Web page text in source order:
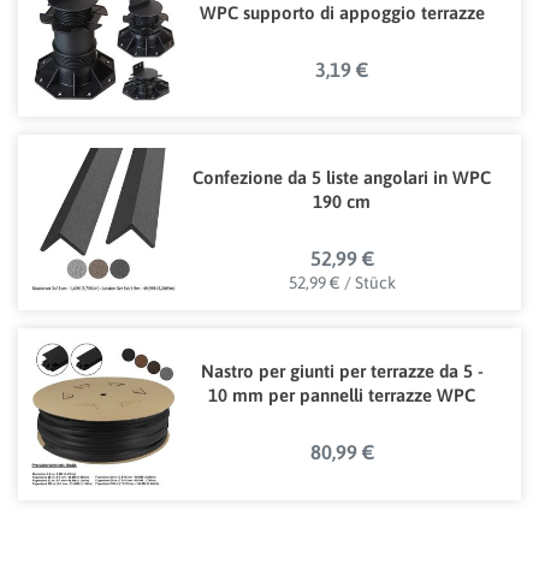
WPC supporto di appoggio terrazze
3,19 €
Confezione da 5 liste angolari in WPC
190 cm
52,99 €
52,99 € / Stück
Nastro per giunti per terrazze da 5 -
10 mm per pannelli terrazze WPC
80,99 €